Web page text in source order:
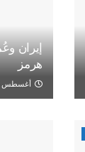
إيران
هرمز
أغسطس 5, 2026